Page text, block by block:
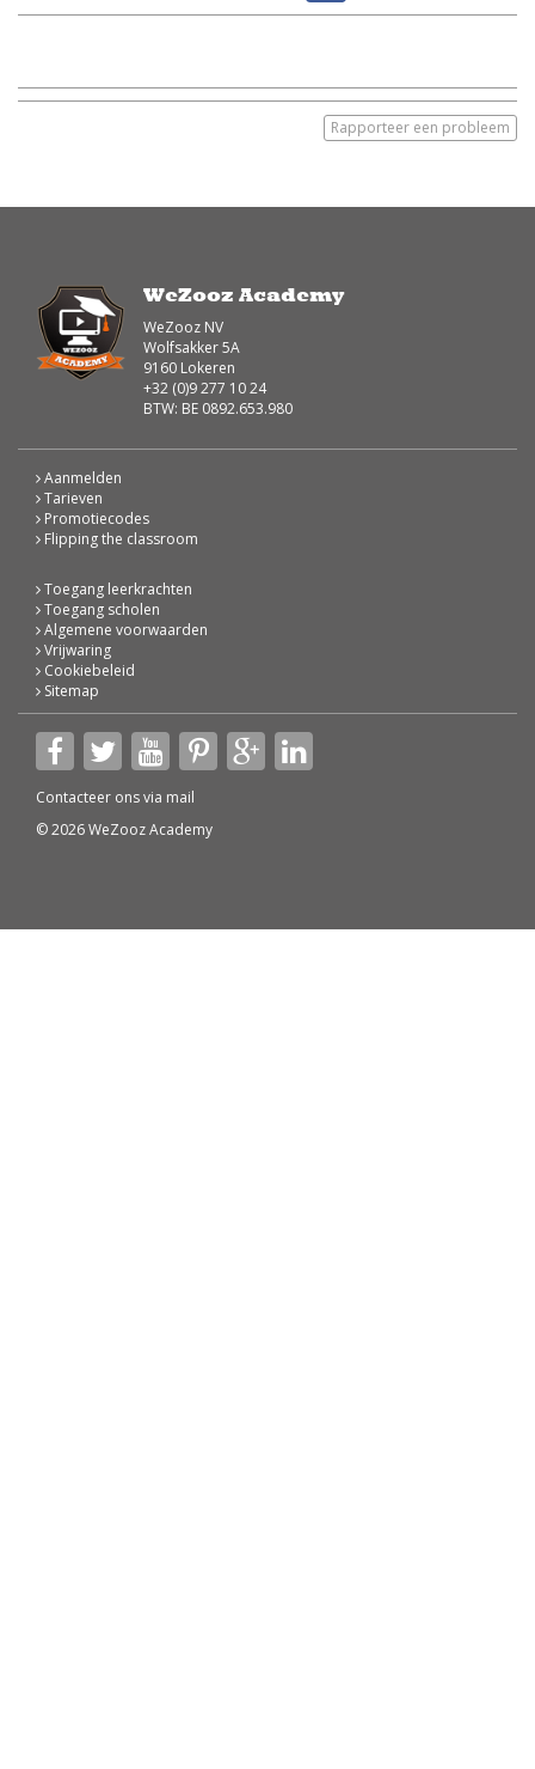
Rapporteer een probleem
WeZooz Academy
WeZooz NV
Wolfsakker 5A
9160 Lokeren
+32 (0)9 277 10 24
BTW: BE 0892.653.980
Aanmelden
Tarieven
Promotiecodes
Flipping the classroom
Toegang leerkrachten
Toegang scholen
Algemene voorwaarden
Vrijwaring
Cookiebeleid
Sitemap
Contacteer ons via mail
© 2026 WeZooz Academy